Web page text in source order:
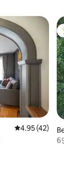
평점 4.95점(5
4.95 (42)
6